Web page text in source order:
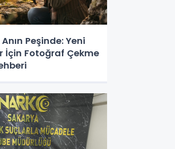
Peşinde: Yeni
İçin Fotoğraf Çekme